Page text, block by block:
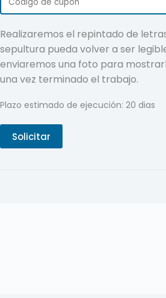
Realizaremos el repintado de
sepultura pueda volver a ser
enviaremos una foto para
una vez terminado el trabajo.
Plazo estimado de ejecución: 20 dias
Solicitar